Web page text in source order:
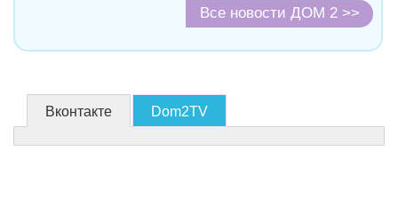
Все новости ДОМ 2 >>
Вконтакте Dom2TV